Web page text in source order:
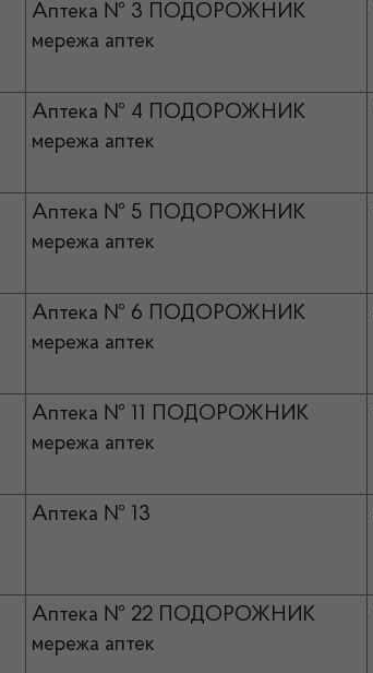
Аптека № 3 ПОДОРОЖНИК
мережа аптек
Аптека № 4 ПОДОРОЖНИК
мережа аптек
Аптека № 5 ПОДОРОЖНИК
мережа аптек
Аптека № 6 ПОДОРОЖНИК
мережа аптек
Аптека № 11 ПОДОРОЖНИК
мережа аптек
Аптека № 13
Аптека № 22 ПОДОРОЖНИК
мережа аптек